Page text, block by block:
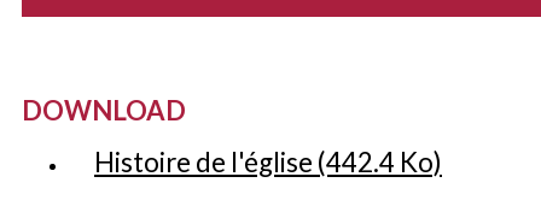
DOWNLOAD
Histoire de l'église (442.4 Ko)